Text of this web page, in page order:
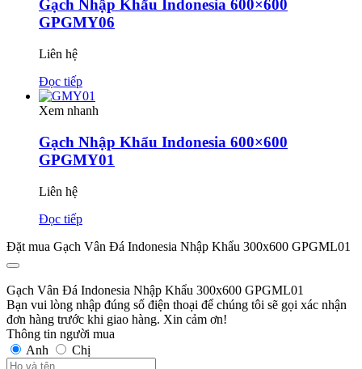
Gạch Nhập Khẩu Indonesia 600×600
GPGMY06
Liên hệ
Đọc tiếp
Xem nhanh
Gạch Nhập Khẩu Indonesia 600×600
GPGMY01
Liên hệ
Đọc tiếp
Đặt mua Gạch Vân Đá Indonesia Nhập Khẩu 300x600 GPGML01
Gạch Vân Đá Indonesia Nhập Khẩu 300x600 GPGML01
Bạn vui lòng nhập đúng số điện thoại để chúng tôi sẽ gọi xác nhận
đơn hàng trước khi giao hàng. Xin cảm ơn!
Thông tin người mua
Anh
Chị